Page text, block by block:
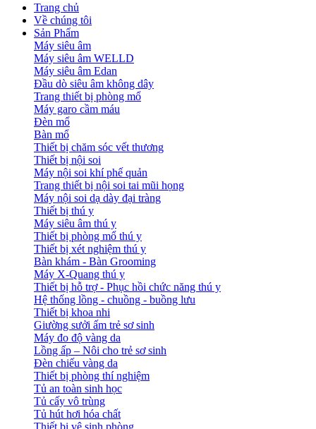
Trang chủ
Về chúng tôi
Sản Phẩm
Máy siêu âm
Máy siêu âm WELLD
Máy siêu âm Edan
Đầu dò siêu âm không dây
Trang thiết bị phòng mổ
Máy garo cầm máu
Đèn mổ
Bàn mổ
Thiết bị chăm sóc vết thương
Thiết bị nội soi
Máy nội soi khí phế quản
Trang thiết bị nội soi tai mũi họng
Máy nội soi dạ dày đại tràng
Thiết bị thú y
Máy siêu âm thú y
Thiết bị phòng mổ thú y
Thiết bị xét nghiệm thú y
Bàn khám - Bàn Grooming
Máy X-Quang thú y
Thiết bị hỗ trợ - Phục hồi chức năng thú y
Hệ thống lồng - chuồng - buồng lưu
Thiết bị khoa nhi
Giường sưởi ấm trẻ sơ sinh
Máy đo độ vàng da
Lồng ấp – Nôi cho trẻ sơ sinh
Đèn chiếu vàng da
Thiết bị phòng thí nghiệm
Tủ an toàn sinh học
Tủ cấy vô trùng
Tủ hút hơi hóa chất
Thiết bị vệ sinh phòng